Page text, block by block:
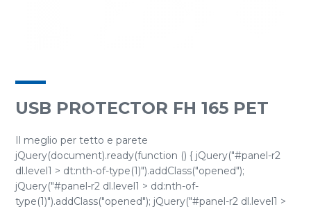
USB PROTECTOR FH 165 PET
Il meglio per tetto e parete
jQuery(document).ready(function () { jQuery("#panel-r2
dl.level1 > dt:nth-of-type(1)").addClass("opened");
jQuery("#panel-r2 dl.level1 > dd:nth-of-
type(1)").addClass("opened"); jQuery("#panel-r2 dl.level1 >